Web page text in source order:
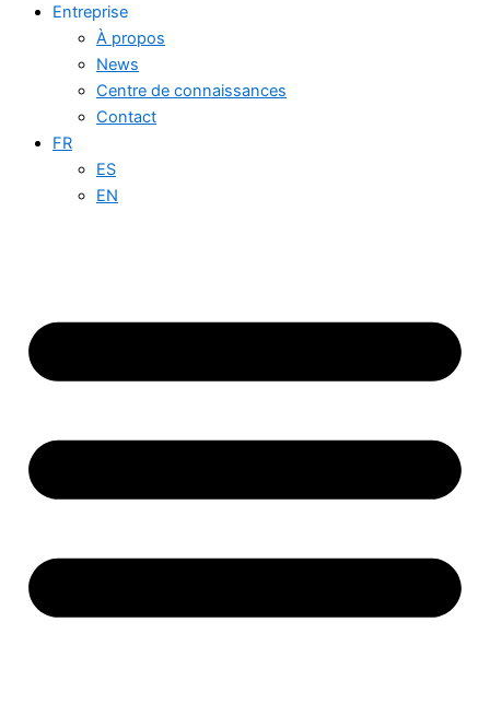
Entreprise
À propos
News
Centre de connaissances
Contact
FR
ES
EN